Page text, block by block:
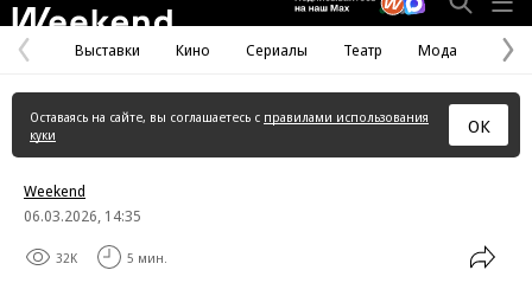
Предыдущая
страница
Выставки Кино Сериалы Театр Мода
Оставаясь на сайте, вы соглашаетесь с правилами использования
куки
ОК
Weekend
06.03.2026, 14:35
32K 5 мин.